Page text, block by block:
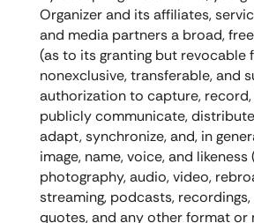
Organizer and its affiliates,
and media partners a broad,
(as to its granting but revocable
nonexclusive, transferable, and
authorization to capture,
publicly communicate,
adapt, synchronize, and, in
image, name, voice, and likeness
photography, audio, video,
streaming, podcasts,
quotes, and any other format or